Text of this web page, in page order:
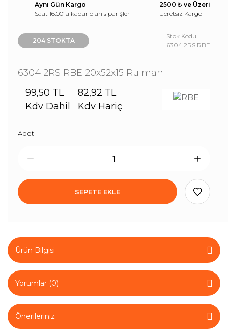
Aynı Gün Kargo
Saat 16:00’ a kadar olan siparişler
2500 ₺ ve Üzeri
Ücretsiz Kargo
204 STOKTA
Stok Kodu
6304 2RS RBE
6304 2RS RBE 20x52x15 Rulman
99,50 TL
Kdv Dahil
82,92 TL
Kdv Hariç
Adet
SEPETE EKLE
Ürün Bilgisi
Yorumlar (0)
Önerileriniz